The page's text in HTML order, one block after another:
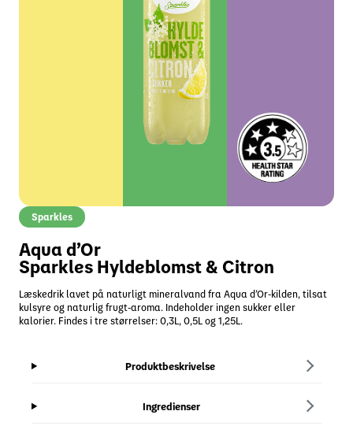
Sparkles
Aqua d’Or
Sparkles Hyldeblomst & Citron
Læskedrik lavet på naturligt mineralvand fra Aqua d’Or-kilden, tilsat
kulsyre og naturlig frugt-aroma. Indeholder ingen sukker eller
kalorier. Findes i tre størrelser: 0,3L, 0,5L og 1,25L.
Produktbeskrivelse
Ingredienser